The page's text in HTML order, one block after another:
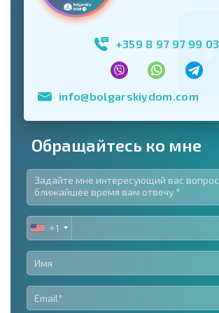
+359 8 97 97 99 03
info@bolgarskiydom.com
Обращайтесь ко мне
UNITED
STATES
+1
+1